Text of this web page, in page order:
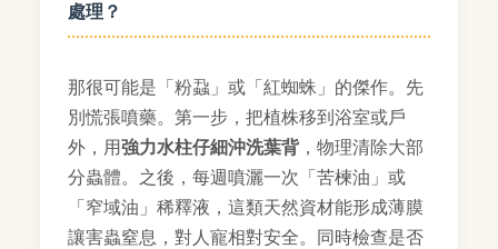
處理？
那很可能是「粉蝨」或「紅蜘蛛」的傑作。先
別慌張噴藥。第一步，把植株移到浴室或戶
外，用強力水柱仔細沖洗葉背，物理清除大部
分蟲體。之後，每週噴灑一次「苦楝油」或
「窄域油」稀釋液，這類天然資材能形成薄膜
讓害蟲窒息，對人寵相對安全。同時檢查是否